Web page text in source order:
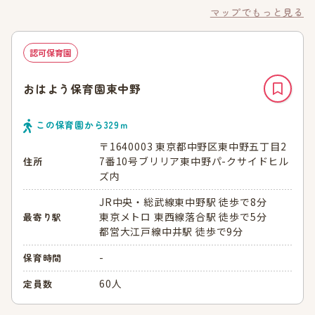
マップでもっと見る
認可保育園
おはよう保育園東中野
この保育園から329ｍ
住所
〒1640003 東京都中野区東中野五丁目2
7番10号ブリリア東中野パ-クサイドヒル
ズ内
最寄り駅
JR中央・総武線東中野駅 徒歩で8分
東京メトロ 東西線落合駅 徒歩で5分
都営大江戸線中井駅 徒歩で9分
保育時間 -
定員数 60人